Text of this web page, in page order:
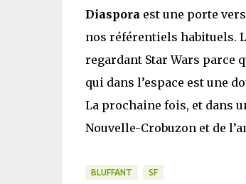
Diaspora est une porte
nos référentiels habituels.
regardant Star Wars parce
qui dans l’espace est une
La prochaine fois, et dans
Nouvelle-Crobuzon et de
BLUFFANT SF